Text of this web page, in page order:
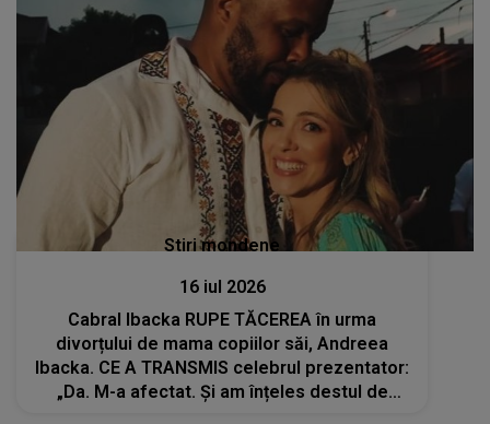
Stiri mondene
16 iul 2026
Cabral Ibacka RUPE TĂCEREA în urma
divorțului de mama copiilor săi, Andreea
Ibacka. CE A TRANSMIS celebrul prezentator:
„Da. M-a afectat. Și am înțeles destul de